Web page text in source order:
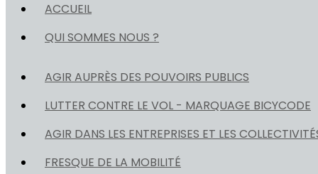
ACCUEIL
QUI SOMMES NOUS ?
AGIR AUPRÈS DES POUVOIRS PUBLICS
LUTTER CONTRE LE VOL - MARQUAGE BICYCODE
AGIR DANS LES ENTREPRISES ET LES
FRESQUE DE LA MOBILITÉ